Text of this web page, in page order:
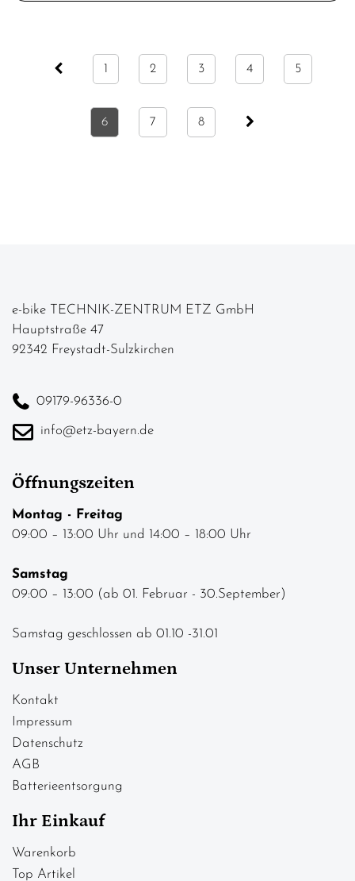
1 2 3 4 5
6 7 8
e-bike TECHNIK-ZENTRUM ETZ GmbH
Hauptstraße 47
92342 Freystadt-Sulzkirchen
09179-96336-0
info@etz-bayern.de
Öffnungszeiten
Montag - Freitag
09:00 – 13:00 Uhr und 14:00 – 18:00 Uhr
Samstag
09:00 – 13:00 (ab 01. Februar - 30.September)
Samstag geschlossen ab 01.10 -31.01
Unser Unternehmen
Kontakt
Impressum
Datenschutz
AGB
Batterieentsorgung
Ihr Einkauf
Warenkorb
Top Artikel